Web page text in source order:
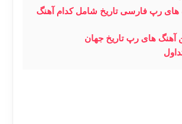
های رپ فارسی تاریخ شامل کدام آهنگ
آهنگ های رپ تاریخ جهان